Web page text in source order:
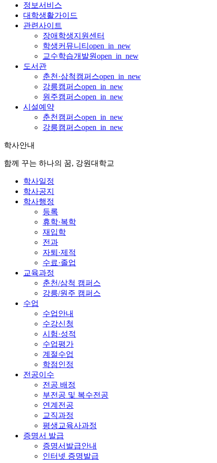
정보서비스
대학생활가이드
관련사이트
장애학생지원센터
학생커뮤니티 open_in_new
교수학습개발원open_in_new
도서관
춘천·삼척캠퍼스open_in_new
강릉캠퍼스open_in_new
원주캠퍼스open_in_new
시설예약
춘천캠퍼스open_in_new
강릉캠퍼스open_in_new
학사안내
함께 꾸는 하나의 꿈, 강원대학교
학사일정
학사공지
학사행정
등록
휴학·복학
재입학
전과
자퇴·제적
수료·졸업
교육과정
춘천/삼척 캠퍼스
강릉/원주 캠퍼스
수업
수업안내
수강신청
시험·성적
수업평가
계절수업
학점인정
전공이수
전공 배정
부전공 및 복수전공
연계전공
교직과정
평생교육사과정
증명서 발급
증명서발급안내
인터넷 증명발급